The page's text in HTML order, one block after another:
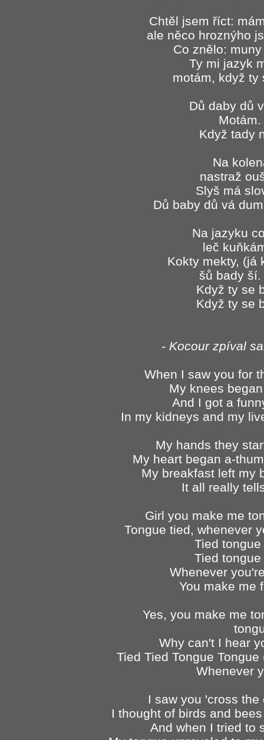
Chtěl jsem říct:
ale něco hroznýho
Co znělo:
Ty mi jazyk
motám, když ty
Dů daby dů
Když tady
Na
nastraž
Slyš má
Dů baby dů vá
Na jazyku
leč
Kokty mekty, (já
šů bady
Když ty se
Když ty se
- Kocour zpíval
When I saw you for
My knees
And I got a
In my kidneys and my
My hands they
My heart began a-
My breakfast left my
It all really
Girl you make me
Tongue tied, whenever
Tied
Tied
Whenever
You make me
Yes, you make me
Why can't I hear
Tied Tied Tongue
Whenever
I saw you 'cross
I thought of birds and
And when I tried to